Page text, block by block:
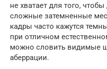
не хватает для того,
сложные затемненные
кадры часто кажутся
при отличном
можно словить видимые
аберрации.